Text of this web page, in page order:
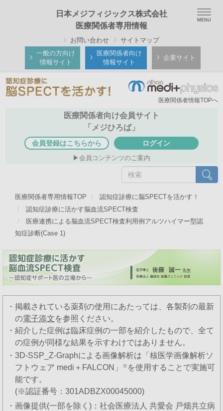
ン
ツ
日本メジフィジックス株式会社
医療関係者専用情報
お問い合わせ
サイトマップ
一般の方向け
情報サイト
医療関係者向け
情報サイト
企業サイト
医療関係者情報TOPへ
医療関係者向け会員サイト
「メジひろば」
会員登録はこちらから ログイン
会員コンテンツのご案内
索
検索
医療関係者専用情報TOP
認知症診療に脳SPECTを活かす！
認知症診療に活かす脳血流SPECT検査
医療連携による脳血流SPECT検査利用例アルツハイマー型認
知症診断(Case 1)
・掲載されている薬剤の使用にあたっては、各製剤の最新
の電子添文を参照ください。
・紹介した症例は臨床症例の一部を紹介したもので、全て
の症例が同様な結果を示すわけではありません。
・3D-SSP_Z-Graphによる画像解析は「核医学画像解析ソ
フトウェア medi＋FALCON」
※ を使用することで実施可
能です。
(※認証番号：301ADBZX00045000)
・画像提供(一部を除く)：社会医療法人 共愛会 戸畑共立病